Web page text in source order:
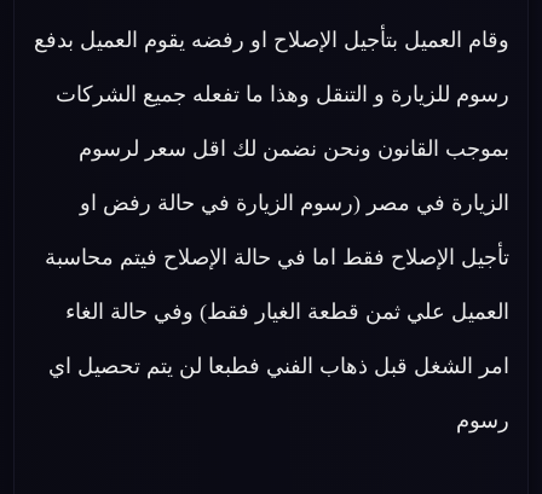
وقام العميل بتأجيل الإصلاح او رفضه يقوم العميل بدفع
رسوم للزيارة و التنقل وهذا ما تفعله جميع الشركات
بموجب القانون ونحن نضمن لك اقل سعر لرسوم
الزيارة في مصر (رسوم الزيارة في حالة رفض او
تأجيل الإصلاح فقط اما في حالة الإصلاح فيتم محاسبة
العميل علي ثمن قطعة الغيار فقط) وفي حالة الغاء
امر الشغل قبل ذهاب الفني فطبعا لن يتم تحصيل اي
رسوم